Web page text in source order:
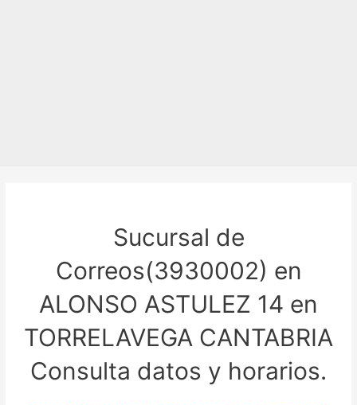
Sucursal de
Correos(3930002) en
ALONSO ASTULEZ 14 en
TORRELAVEGA CANTABRIA
Consulta datos y horarios.